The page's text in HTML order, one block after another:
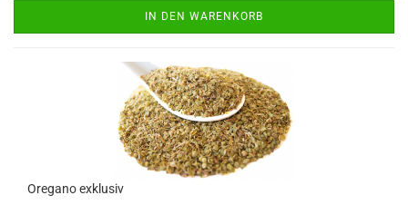
IN DEN WARENKORB
Oregano exklusiv